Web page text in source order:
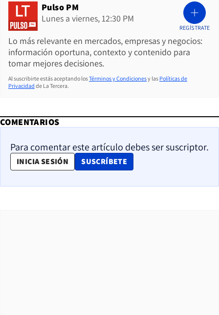
Pulso PM
Lunes a viernes, 12:30 PM
Lo más relevante en mercados, empresas y negocios:
información oportuna, contexto y contenido para
tomar mejores decisiones.
REGÍSTRATE
Al suscribirte estás aceptando losTérminos y Condicionesy las Políticas de
Privacidad de La Tercera.
COMENTARIOS
Para comentar este artículo debes ser suscriptor.
INICIA SESIÓN SUSCRÍBETE
OPENS IN NEW WINDOW